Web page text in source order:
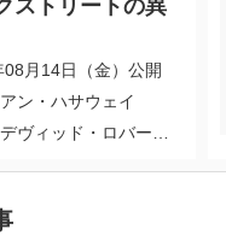
ストリートの異
08月14日（金）公開
ン・ハサウェイ
ヴィッド・ロバー